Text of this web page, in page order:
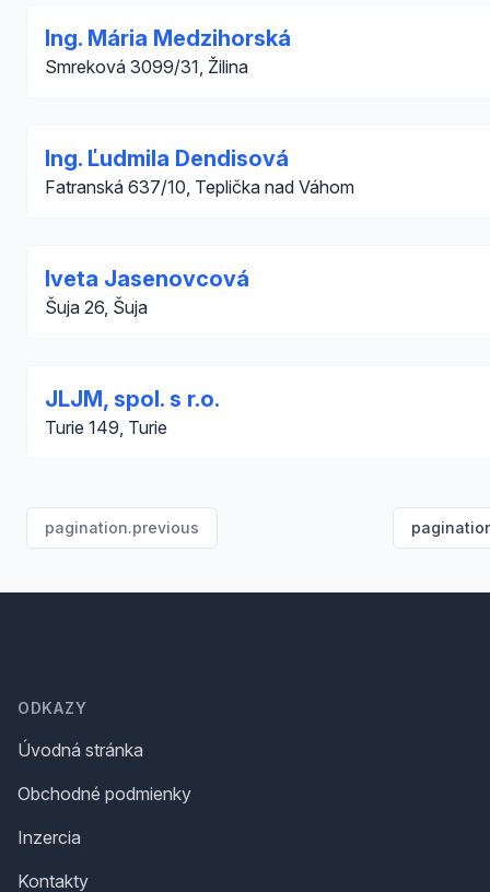
Ing. Mária Medzihorská
Smreková 3099/31, Žilina
Ing. Ľudmila Dendisová
Fatranská 637/10, Teplička nad Váhom
Iveta Jasenovcová
Šuja 26, Šuja
JLJM, spol. s r.o.
Turie 149, Turie
pagination.previous
ODKAZY
Úvodná stránka
Obchodné podmienky
Inzercia
Kontakty